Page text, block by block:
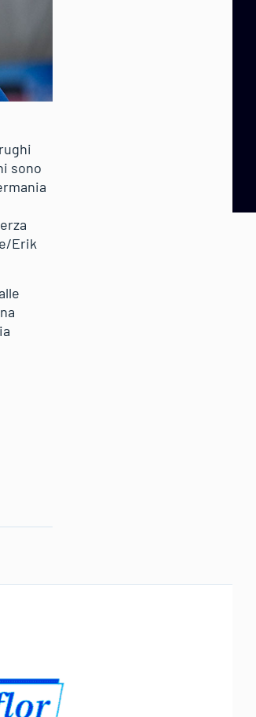
sono
Erik